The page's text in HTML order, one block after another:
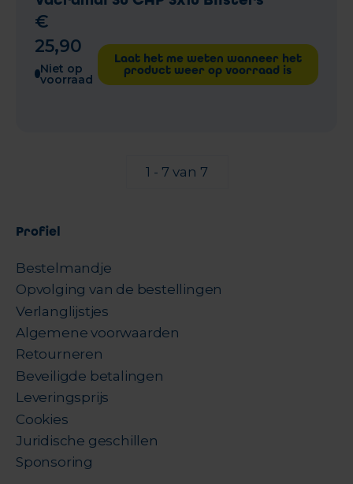
€
25,90
Niet op
voorraad
Laat het me weten wanneer het
product weer op voorraad is
1 - 7 van 7
Profiel
Bestelmandje
Opvolging van de bestellingen
Verlanglijstjes
Algemene voorwaarden
Retourneren
Beveiligde betalingen
Leveringsprijs
Cookies
Juridische geschillen
Sponsoring